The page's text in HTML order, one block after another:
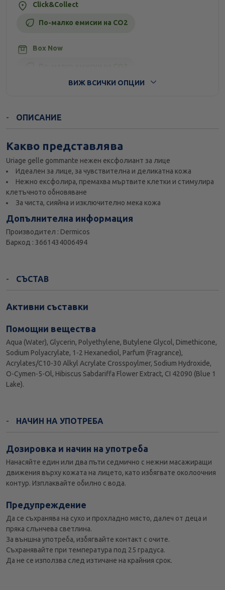
Click&Collect
По-малко емисии на CO2
Box Now
ВИЖ ВСИЧКИ ОПЦИИ
ОПИСАНИЕ
Какво представлява
Uriage gelle gommante нежен ексфолиант за лице
Идеален за лице, за чувствителна и деликатна кожа
Нежно ексфолира, премахва мъртвите клетки и стимулира
клетъчното обновяване
За чиста, сияйна и изключително мека кожа
Допълнителна информация
Производител : Dermicos
Баркод : 3661434006494
СЪСТАВ
Активни съставки
Помощни вещества
Aqua (Water), Glycerin, Polyethylene, Butylene Glycol, Dimethicone,
Sodium Polyacrylate, 1-2 Hexanediol, Parfum (Fragrance),
Acrylates/C10-30 Alkyl Acrylate Crosspoylmer, Sodium Hydroxide,
O-Cymen-5-Ol, Hibiscus Sabdariffa Flower Extract, CI 42090 (Blue 1
Lake).
НАЧИН НА УПОТРЕБА
Дозировка и начин на употреба
Нанасяйте един или два пъти седмично с нежни масажиращи
движения върху кожата на лицето, като избягвате околоочния
контур. Изплаквайте обилно с вода.
Предупреждение
Да се съхранява на сухо и прохладно място, далеч от деца и
пряка слънчева светлина.
За външна употреба, избягвайте контакт с очите.
Съхранявайте при температура под 25 градуса.
Да не се използва след изтичане на крайния срок.